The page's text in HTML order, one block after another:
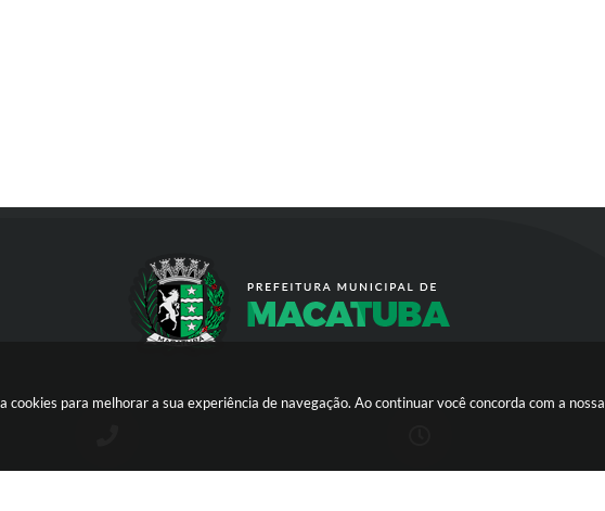
cookies para melhorar a sua experiência de navegação. Ao continuar você concorda com a nossa